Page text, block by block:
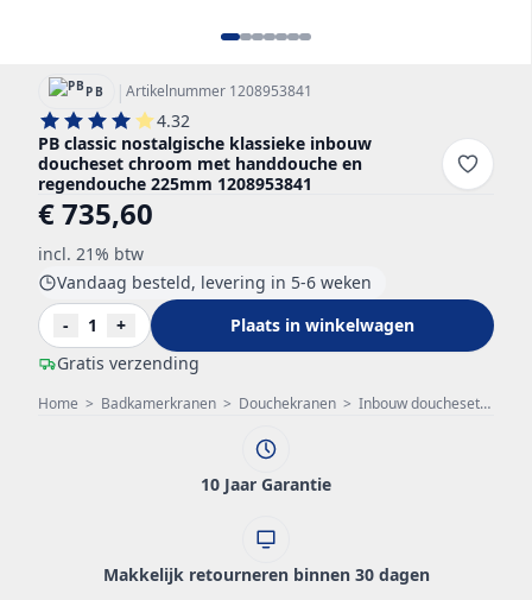
Home > Badkamerkranen > Douchekranen > Inbouw doucheset >
PB | Artikelnummer 1208953841
4.32
PB classic nostalgische klassieke inbouw
doucheset chroom met handdouche en
regendouche 225mm 1208953841
€ 735,60
incl. 21% btw
Gratis verzending
Vandaag besteld, levering in 5-6 weken
-
1 + Plaats in winkelwagen
10 Jaar Garantie
Makkelijk retourneren binnen 30 dagen